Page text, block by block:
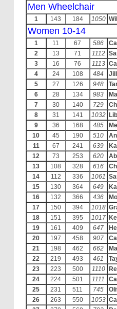
Men Wheelchair
1 143 184 1050
Women 10-14
1 11 67 586
2
13 71 1112
3
16 76 1113
4
24 108 484
5
27 126 948
6
28 134 983
7
30 140 729
8
31 141 1032
9
36 168 485
10
45 190 510
11
67 241 639
12
73 253 620
13
108 328 616
14
112 336 1061
15
130 364 649
16
132 366 436
17
150 394 1018
18
151 395 1017
19
161 409 647
20
197 458 907
21
198 462 662
22
219 493 461
23
223 500 1110
24
224 501 1111
25
231 511 745
26
263 550 1053